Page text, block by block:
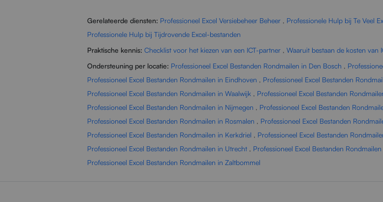
Gerelateerde diensten: Professioneel Excel Versiebeheer Beheer , Professionele Hulp bij Te Veel
Professionele Hulp bij Tijdrovende Excel-bestanden
Praktische kennis: Checklist voor het kiezen van een ICT-partner , Waaruit bestaan de kosten van
Ondersteuning per locatie: Professioneel Excel Bestanden Rondmailen in Den Bosch ,
Professioneel Excel Bestanden Rondmailen in Eindhoven , Professioneel Excel Bestanden
Professioneel Excel Bestanden Rondmailen in Waalwijk , Professioneel Excel Bestanden
Professioneel Excel Bestanden Rondmailen in Nijmegen , Professioneel Excel Bestanden
Professioneel Excel Bestanden Rondmailen in Rosmalen , Professioneel Excel Bestanden
Professioneel Excel Bestanden Rondmailen in Kerkdriel , Professioneel Excel Bestanden
Professioneel Excel Bestanden Rondmailen in Utrecht , Professioneel Excel Bestanden
Professioneel Excel Bestanden Rondmailen in Zaltbommel